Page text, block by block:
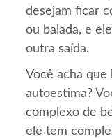
desejam ficar
ou balada, e
outra saída.
Você acha que
autoestima?
complexo de
ele tem